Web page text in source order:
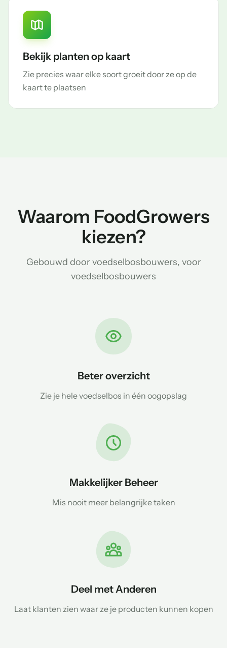
Bekijk planten op kaart
Zie precies waar elke soort groeit door ze op de
kaart te plaatsen
Waarom FoodGrowers
kiezen?
Gebouwd door voedselbosbouwers, voor
voedselbosbouwers
Beter overzicht
Zie je hele voedselbos in één oogopslag
Makkelijker Beheer
Mis nooit meer belangrijke taken
Deel met Anderen
Laat klanten zien waar ze je producten kunnen kopen